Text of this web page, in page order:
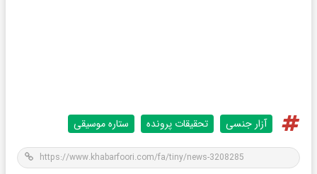
آزار جنسی تحقیقات پرونده ستاره موسیقی